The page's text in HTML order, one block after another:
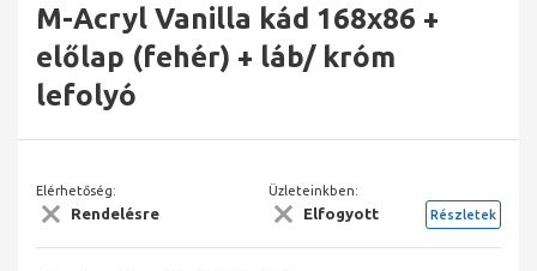
M-Acryl Vanilla kád 168x86 +
előlap (fehér) + láb/ króm
lefolyó
Elérhetőség:
Rendelésre
Üzleteinkben:
Elfogyott Részletek